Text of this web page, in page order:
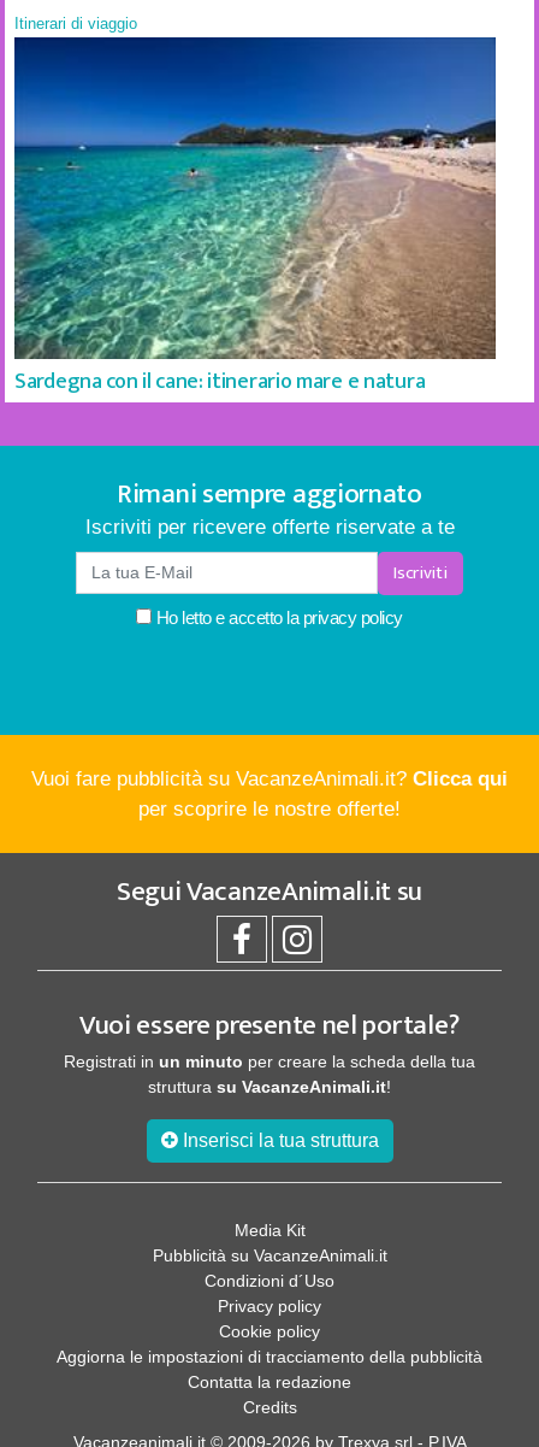
Itinerari di viaggio
Sardegna con il cane: itinerario mare e natura
Rimani sempre aggiornato
Iscriviti per ricevere offerte riservate a te
Iscriviti
Ho letto e accetto la privacy policy
Vuoi fare pubblicità su VacanzeAnimali.it? Clicca qui
per scoprire le nostre offerte!
SeguiVacanzeAnimali.itsu
Vuoi essere presente nel portale?
Registrati in un minuto per creare la scheda della tua
struttura su VacanzeAnimali.it!
Inserisci la tua struttura
Media Kit
Pubblicità su VacanzeAnimali.it
Condizioni d´Uso
Privacy policy
Cookie policy
Aggiorna le impostazioni di tracciamento della pubblicità
Contatta la redazione
Credits
Vacanzeanimali.it © 2009-2026 by Trexya srl - P.IVA